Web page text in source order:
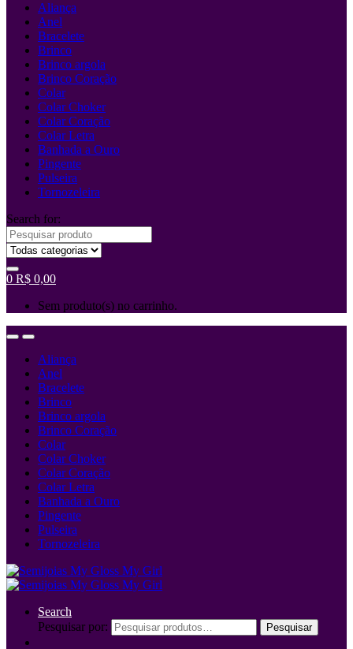
Aliança
Anel
Bracelete
Brinco
Brinco argola
Brinco Coração
Colar
Colar Choker
Colar Coração
Colar Letra
Banhada a Ouro
Pingente
Pulseira
Tornozeleira
Search for:
0 R$ 0,00
Sem produto(s) no carrinho.
Aliança
Anel
Bracelete
Brinco
Brinco argola
Brinco Coração
Colar
Colar Choker
Colar Coração
Colar Letra
Banhada a Ouro
Pingente
Pulseira
Tornozeleira
Search
Pesquisar por:
Pesquisar